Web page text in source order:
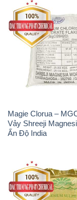
Magie Clorua –
Vảy Shreeji
Ấn Độ India